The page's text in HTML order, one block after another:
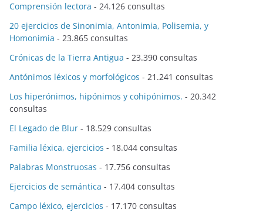
Comprensión lectora - 24.126 consultas
20 ejercicios de Sinonimia, Antonimia, Polisemia, y
Homonimia - 23.865 consultas
Crónicas de la Tierra Antigua - 23.390 consultas
Antónimos léxicos y morfológicos - 21.241 consultas
Los hiperónimos, hipónimos y cohipónimos. - 20.342
consultas
El Legado de Blur - 18.529 consultas
Familia léxica, ejercicios - 18.044 consultas
Palabras Monstruosas - 17.756 consultas
Ejercicios de semántica - 17.404 consultas
Campo léxico, ejercicios - 17.170 consultas